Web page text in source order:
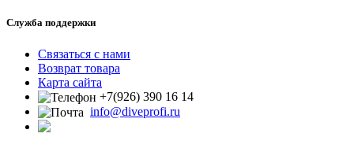
Служба поддержки
Связаться с нами
Возврат товара
Карта сайта
+7(926) 390 16 14
info@diveprofi.ru